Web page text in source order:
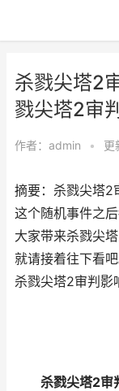
杀戮尖塔2
戮尖塔2审
作者： admin • 更
摘要：杀戮尖塔2
这个随机事件之
大家带来杀戮尖
就请接着往下看
杀戮尖塔2审判影
杀戮尖塔2审